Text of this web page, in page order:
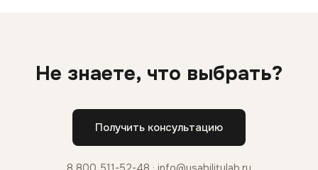
Не знаете, что выбрать?
Получить консультацию